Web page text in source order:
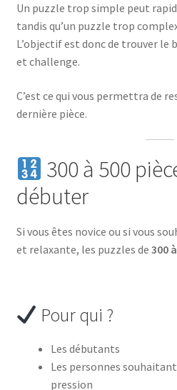
Un puzzle trop simple peut
tandis qu’un puzzle trop
L’objectif est donc de trouver
et challenge.
C’est ce qui vous permettra de
dernière pièce.
300 à 500
débuter
Si vous êtes novice ou si vous
et relaxante, les puzzles de 300
Pour qui ?
Les débutants
Les personnes
pression